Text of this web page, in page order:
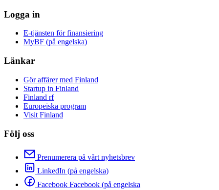
Logga in
E-tjänsten för finansiering
MyBF (på engelska)
Länkar
Gör affärer med Finland
Startup in Finland
Finland rf
Europeiska program
Visit Finland
Följ oss
Prenumerera på vårt nyhetsbrev
LinkedIn (på engelska)
Facebook Facebook (på engelska